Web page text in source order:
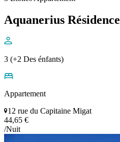
Aquanerius Résidence
3 (+2 Des énfants)
Appartement
12 rue du Capitaine Migat
44,65 €
/Nuit